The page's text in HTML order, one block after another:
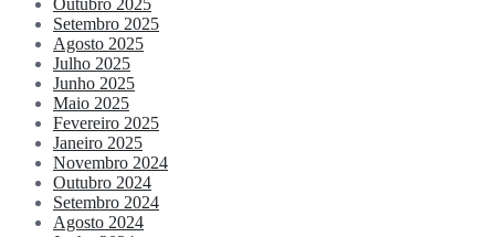
Outubro 2025
Setembro 2025
Agosto 2025
Julho 2025
Junho 2025
Maio 2025
Fevereiro 2025
Janeiro 2025
Novembro 2024
Outubro 2024
Setembro 2024
Agosto 2024